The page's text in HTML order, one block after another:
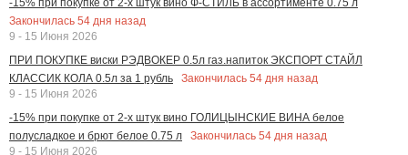
-15% при покупке от 2-х штук вино Ф-СТИЛЬ в ассортименте 0.75 л
Закончилась 54 дня назад
9 - 15 Июня 2026
ПРИ ПОКУПКЕ виски РЭДВОКЕР 0.5л газ.напиток ЭКСПОРТ СТАЙЛ
КЛАССИК КОЛА 0.5л за 1 рубль
Закончилась 54 дня назад
9 - 15 Июня 2026
-15% при покупке от 2-х штук вино ГОЛИЦЫНСКИЕ ВИНА белое
полусладкое и брют белое 0.75 л
Закончилась 54 дня назад
9 - 15 Июня 2026